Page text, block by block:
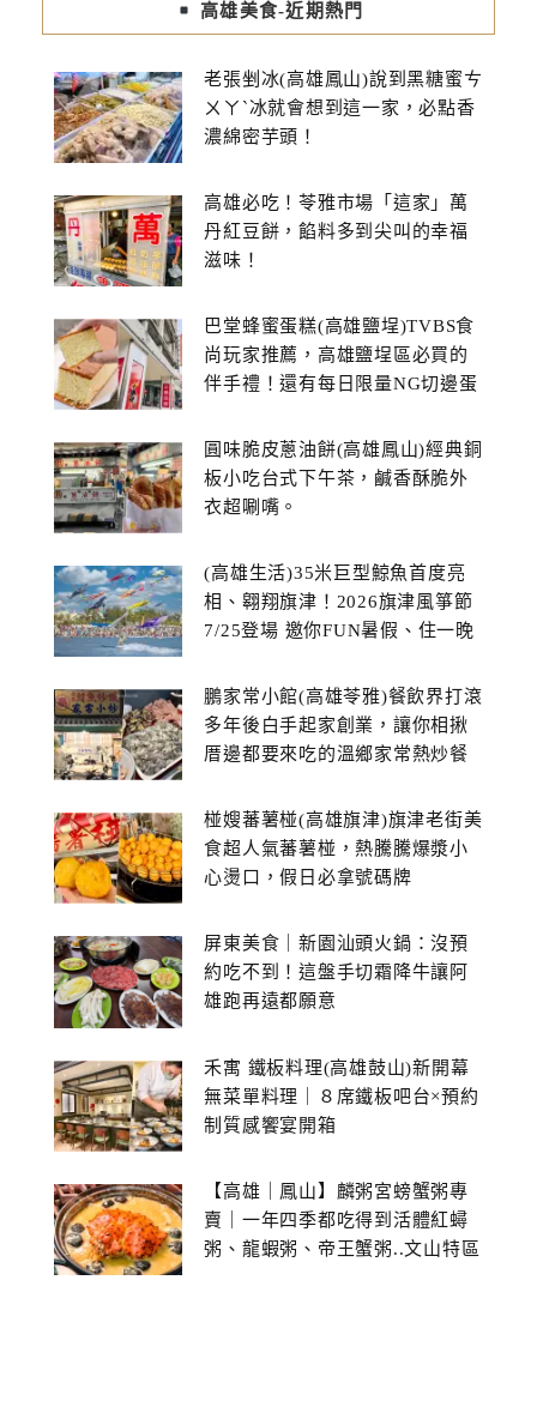
高雄美食-近期熱門
老張剉冰(高雄鳳山)說到黑糖蜜ㄘ
ㄨㄚˋ冰就會想到這一家，必點香
濃綿密芋頭！
高雄必吃！苓雅市場「這家」萬
丹紅豆餅，餡料多到尖叫的幸福
滋味！
巴堂蜂蜜蛋糕(高雄鹽埕)TVBS食
尚玩家推薦，高雄鹽埕區必買的
伴手禮！還有每日限量NG切邊蛋
圓味脆皮蔥油餅(高雄鳳山)經典銅
板小吃台式下午茶，鹹香酥脆外
衣超唰嘴。
(高雄生活)35米巨型鯨魚首度亮
相、翱翔旗津！2026旗津風箏節
7/25登場 邀你FUN暑假、住一晚
鵬家常小館(高雄苓雅)餐飲界打滾
多年後白手起家創業，讓你相揪
厝邊都要來吃的溫鄉家常熱炒餐
椪嫂蕃薯椪(高雄旗津)旗津老街美
食超人氣蕃薯椪，熱騰騰爆漿小
心燙口，假日必拿號碼牌
屏東美食｜新園汕頭火鍋：沒預
約吃不到！這盤手切霜降牛讓阿
雄跑再遠都願意
禾寓 鐵板料理(高雄鼓山)新開幕
無菜單料理｜８席鐵板吧台×預約
制質感饗宴開箱
【高雄｜鳳山】麟粥宮螃蟹粥專
賣｜一年四季都吃得到活體紅蟳
粥、龍蝦粥、帝王蟹粥..文山特區